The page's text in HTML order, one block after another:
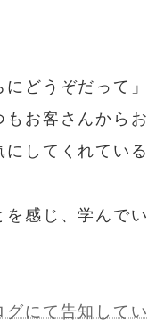
どうぞだって」
もお客さんからお
してくれている
感じ、学んでい
グにて告知してい